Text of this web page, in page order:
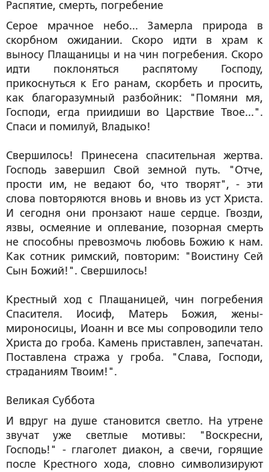
Распятие, смерть, погребение
Серое мрачное небо... Замерла природа в
скорбном ожидании. Скоро идти в храм к
выносу Плащаницы и на чин погребения. Скоро
идти поклоняться распятому Господу,
прикоснуться к Его ранам, скорбеть и просить,
как благоразумный разбойник: "Помяни мя,
Господи, егда приидиши во Царствие Твое...".
Спаси и помилуй, Владыко!
Свершилось! Принесена спасительная жертва.
Господь завершил Свой земной путь. "Отче,
прости им, не ведают бо, что творят", - эти
слова повторяются вновь и вновь из уст Христа.
И сегодня они пронзают наше сердце. Гвозди,
язвы, осмеяние и оплевание, позорная смерть
не способны превозмочь любовь Божию к нам.
Как сотник римский, повторим: "Воистину Сей
Сын Божий!". Свершилось!
Крестный ход с Плащаницей, чин погребения
Спасителя. Иосиф, Матерь Божия, жены-
мироносицы, Иоанн и все мы сопроводили тело
Христа до гроба. Камень приставлен, запечатан.
Поставлена стража у гроба. "Слава, Господи,
страданиям Твоим!".
Великая Суббота
И вдруг на душе становится светло. На утрене
звучат уже светлые мотивы: "Воскресни,
Господь!" - глаголет диакон, а свечи, горящие
после Крестного хода, словно символизируют